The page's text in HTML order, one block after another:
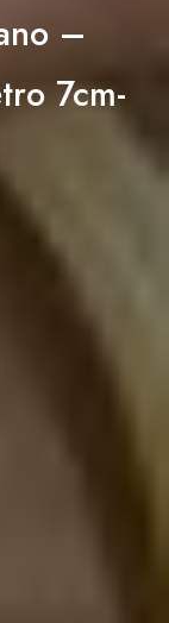
–
7cm-